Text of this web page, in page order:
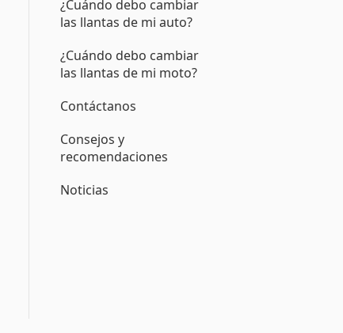
¿Cuándo debo cambiar
las llantas de mi auto?
¿Cuándo debo cambiar
las llantas de mi moto?
Contáctanos
Consejos y
recomendaciones
Noticias